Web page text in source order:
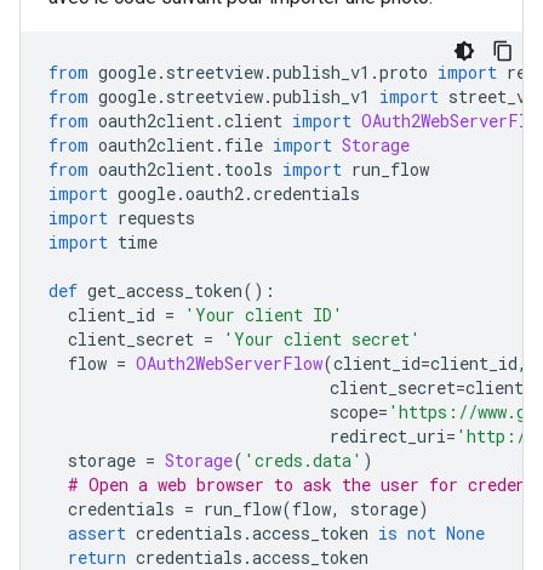
from google. streetview.publish_v1 .proto import
from google. streetview.publish_v1 import
from oauth2client.client import
from oauth2client. file import Storage
from oauth2client. tools import run_flow
import google.oauth2.credentials
import requests
import time
def get_access_token():
client_id =
'Your client ID'
client_secret =
'Your client secret'
flow = OAuth2WebServerFlow(client_id=client_id,
client_secret=
scope= 'https://
redirect_uri= 'http://
storage = Storage( 'creds.data' )
# Open a web browser to ask the user for
credentials = run_flow(flow, storage)
assert credentials .access_token is not None
return credentials .access_token